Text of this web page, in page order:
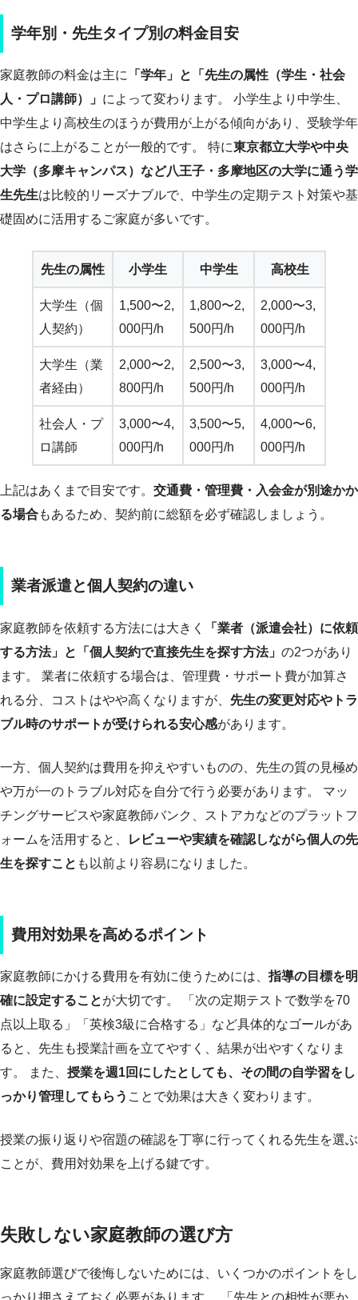
学年別・先生タイプ別の料金目安
家庭教師の料金は主に 「学年」と「先生の属性（学生・社会
人・プロ講師）」 によって変わります。 小学生より中学生、
中学生より高校生のほうが費用が上がる傾向があり、受験学年
はさらに上がることが一般的です。 特に東京都立大学や中央
大学（多摩キャンパス）など八王子・多摩地区の大学に通う学
生先生は比較的リーズナブルで、中学生の定期テスト対策や基
礎固めに活用するご家庭が多いです。
先生の属性 小学生 中学生 高校生
大学生（個
人契約）
1,500〜2,
000円/h
1,800〜2,
500円/h
2,000〜3,
000円/h
大学生（業
者経由）
2,000〜2,
800円/h
2,500〜3,
500円/h
3,000〜4,
000円/h
社会人・プ
ロ講師
3,000〜4,
000円/h
3,500〜5,
000円/h
4,000〜6,
000円/h
上記はあくまで目安です。 交通費・管理費・入会金が別途かか
る場合もあるため、契約前に総額を必ず確認しましょう。
業者派遣と個人契約の違い
家庭教師を依頼する方法には大きく
「業者（派遣会社）に依頼
する方法」と「個人契約で直接先生を探す方法」 の2つがあり
ます。 業者に依頼する場合は、管理費・サポート費が加算さ
れる分、コストはやや高くなりますが、 先生の変更対応やトラ
ブル時のサポートが受けられる安心感があります。
一方、個人契約は費用を抑えやすいものの、先生の質の見極め
や万が一のトラブル対応を自分で行う必要があります。 マッ
チングサービスや家庭教師バンク、ストアカなどのプラットフ
ォームを活用すると、
レビューや実績を確認しながら個人の先
生を探すこと も以前より容易になりました。
費用対効果を高めるポイント
家庭教師にかける費用を有効に使うためには、 指導の目標を明
確に設定することが大切です。 「次の定期テストで数学を70
点以上取る」「英検3級に合格する」など具体的なゴールがあ
ると、先生も授業計画を立てやすく、結果が出やすくなりま
す。 また、 授業を週1回にしたとしても、その間の自学習をし
っかり管理してもらう ことで効果は大きく変わります。
授業の振り返りや宿題の確認を丁寧に行ってくれる先生を選ぶ
ことが、費用対効果を上げる鍵です。
失敗しない家庭教師の選び方
家庭教師選びで後悔しないためには、いくつかのポイントをし
っかり押さえておく必要があります。 「先生との相性が悪か